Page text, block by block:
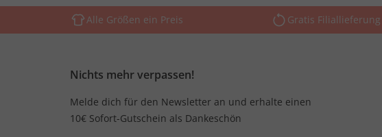
Alle Größen ein Preis Gratis Filiallieferung
Nichts mehr verpassen!
Melde dich für den Newsletter an und erhalte einen
10€ Sofort-Gutschein als Dankeschön